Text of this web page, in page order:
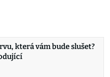
která vám bude slušet?